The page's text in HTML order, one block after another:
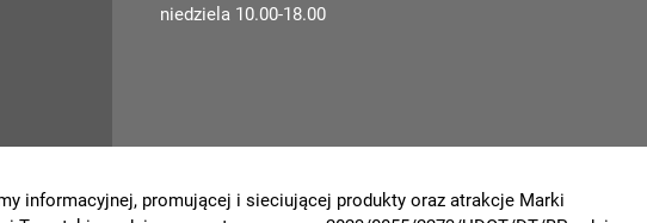
niedziela 10.00-18.00
informacyjnej, promującej i sieciującej produkty oraz atrakcje Marki